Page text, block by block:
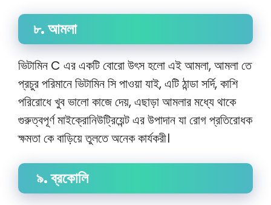
৮.আমলা
ভিটামিন C এর একটি বোরো উৎস হলো এই আমলা, আমলা তে
প্রচুর পরিমানে ভিটামিন সি পাওয়া যাই, এটি ঠান্ডা সর্দি, কাশি
পরিরোধে খুব ভালো কাজে দেয়, এছাড়া আমলার মধ্যে থাকে
গুরুত্বপূর্ণ মাইক্রোনিউট্রিয়েন্ট এর উপাদান যা রোগ প্রতিরোধক
ক্ষমতা কে বাড়িয়ে তুলতে অনেক কার্যকরী।
৯. ব্রকোলি